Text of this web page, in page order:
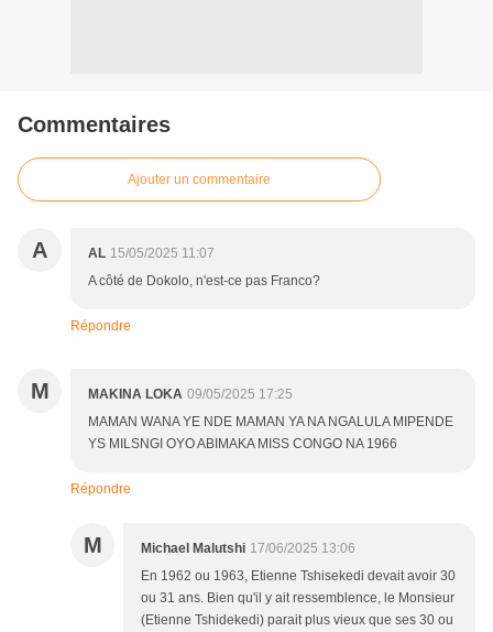
Commentaires
Ajouter un commentaire
A AL 15/05/2025 11:07
A côté de Dokolo, n'est-ce pas Franco?
Répondre
M MAKINA LOKA 09/05/2025 17:25
MAMAN WANA YE NDE MAMAN YA NA NGALULA MIPENDE
YS MILSNGI OYO ABIMAKA MISS CONGO NA 1966
Répondre
M Michael Malutshi 17/06/2025 13:06
En 1962 ou 1963, Etienne Tshisekedi devait avoir 30
ou 31 ans. Bien qu'il y ait ressemblence, le Monsieur
(Etienne Tshidekedi) parait plus vieux que ses 30 ou